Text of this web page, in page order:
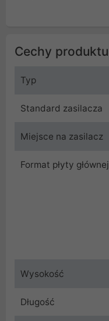
Cechy produktu
Typ
Standard zasilacza
Miejsce na zasilacz
Format płyty głównej
Wysokość
Długość